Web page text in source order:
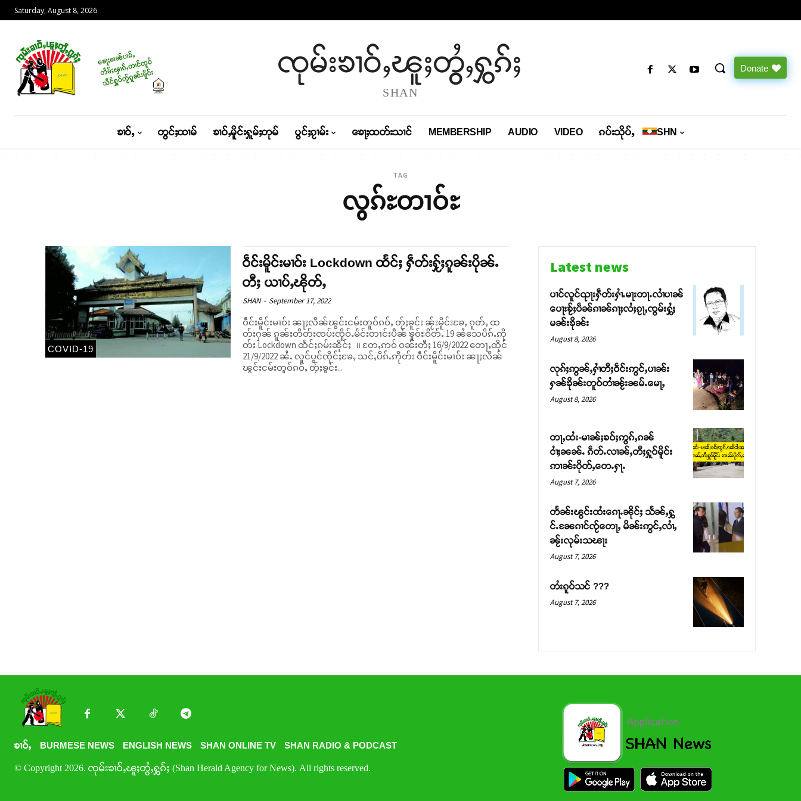
Saturday, August 8, 2026
ၸုမ်းၶၢဝ်ႇၽူႈတွႆႇႁွၵ်ႈ
SHAN
Donate
ၶၢဝ်ႇ တွင်ႈထၢမ် ၶၢဝ်ႇမိူင်းႁူမ်ႈတုမ် ပွင်ႈၵႂၢမ်း ၶေႃႈထတ်းသၢင် MEMBERSHIP AUDIO VIDEO ၵပ်းသိုပ်ႇ SHN
TAG
လွၵ်ႊတၢဝ်ႊ
COVID-19
ဝဵင်းမိူင်းမၢဝ်း Lockdown ထႅင်ႈ ႁဵတ်းႁႂ်ႈၵူၼ်းပိုၼ်ႉ
တီႈ ယၢပ်ႇၽိုတ်ႇ
SHAN - September 17, 2022
ဝဵင်းမိူင်းမၢဝ်း ၼႃႈလိၼ်ၽွင်းငမ်းတူဝ်ၵဝ်ႇ တႂ်ႈၶူင်း ၼႂ်းမိူင်းၶႄႇ ၵူတ်ႇ ထ
တ်းႁၼ် ၵူၼ်းတိတ်းၸပ်းၸိူဝ်ႉမႅင်းတၢင်းပဵၼ် ၶူဝ်ႊဝိတ်ႉ 19 ၼႆသေပိၵ်ႉဢို
တ်း Lockdown ထႅင်ႈၵမ်းၼိုင်ႈ ။ တႄႇဢဝ် ဝၼ်းတီႈ 16/9/2022 တေႃႇထိုင်
21/9/2022 ၼႆႉ လူင်ပွင်ၸိုင်ႈၶႄႇ သင်ႇပိၵ်ႉဢိုတ်း ဝဵင်းမိူင်းမၢဝ်း ၼႃႈလိၼ်
ၽွင်းငမ်းတူဝ်ၵဝ်ႇ တႂ်ႈၶူင်း...
Latest news
ပၢင်လူင်ၺႃးႁဵတ်းႁၢႆႉမႃးတႃႉလၢႆပၢၼ် ​​
ပေႃးၶႂ်ႈပဵၼ်ၵၢၼ်ၵႃႈလႆႈၵႂႃႇၸွမ်းႁွႆႈ
မၼ်းၶိုၼ်း
August 8, 2026
လုၵ်ႈဢွၼ်ႇႁၢႆတီႈဝဵင်းဢွင်ႇပၢၼ်း
ႁၼ်ၶိုၼ်းတူဝ်တၢႆၼႂ်းၼမ်ႉမေႃႇ
August 8, 2026
တႃႇထႆး-မၢၼ်ႈၶဝ်ႈဢွၵ်ႇၵၼ်
ငၢႆႈၼၼ်ႉ ၵဵတ်ႉလၢၼ်ႇတီႈႁူဝ်မိူင်း
ဢၢၼ်းပိုတ်ႇတေႉႁႃႉ
August 7, 2026
တႅၼ်းၽွင်းထႆးၵေႃႉၼိုင်ႈ သႅၼ်ႇႁွ
င်ႉၼႄၵၢင်ၸႂ်တေႃႇ မိၼ်းဢွင်ႇလၢႆႇ
ၼႂ်းလုမ်းသၽႃး
August 7, 2026
တႆးၵူဝ်သင် ???
August 7, 2026
ၶၢဝ်ႇ BURMESE NEWS ENGLISH NEWS SHAN ONLINE TV SHAN RADIO & PODCAST
© Copyright 2026. ၸုမ်းၶၢဝ်ႇၽူႈတွႆႇႁွၵ်ႈ (Shan Herald Agency for News). All rights reserved.